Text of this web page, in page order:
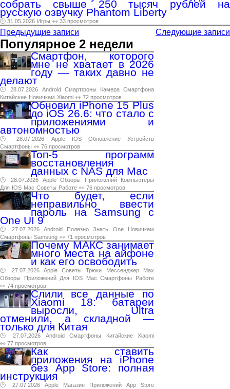
собрать свыше 250 тысяч рублей на
русскую озвучку Phantom Liberty
🕑 31.05.2026 Игры 👀 33 просмотров
Предыдущие записи Следующие записи
Популярное 2 недели
Смартфон, которого
мне не хватает в 2026
году — таких давно не
делают
🕑 28.07.2026 Android Смартфоны Камера Смартфона
Китайские Новичкам Xiaomi 👀 72 просмотров
Обновил iPhone 15 Plus
до iOS 26.6: что стало с
приложениями и
автономностью
🕑 28.07.2026 Apple IOS Обновление
Устройств
Смартфоны 👀 76 просмотров
Топ-5 программ
восстановления
данных с NAS для Mac
🕑 28.07.2026 Apple Обзоры Приложений
Компьютеры
Для IOS Mac Советы Работе 👀 76 просмотров
Что будет, если
неправильно ввести
пароль на Samsung с
One UI 9
🕑 27.07.2026 Android Полезно Знать One
Новичкам
Смартфоны Samsung 👀 71 просмотров
Почему МАКС занимает
много места на айфоне
и как его освободить
🕑 27.07.2026 Apple Советы Трюки Мессенджер
Max
Обзоры
Приложений Для IOS Mac Смартфоны
Работе
👀 74 просмотров
Слили все данные по
Xiaomi 18: батареи
выросли, Ultra
отменили, а складной —
только для Китая
🕑 27.07.2026 Android Смартфоны Китайские
Xiaomi
👀 77 просмотров
Как ставить
приложения на iPhone
без App Store: полная
инструкция
🕑 27.07.2026 Apple Магазин Приложений App
Store